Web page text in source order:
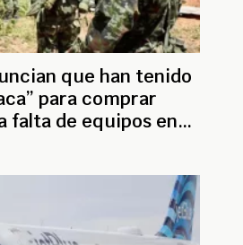
que han tenido
para comprar
falta de equipos en